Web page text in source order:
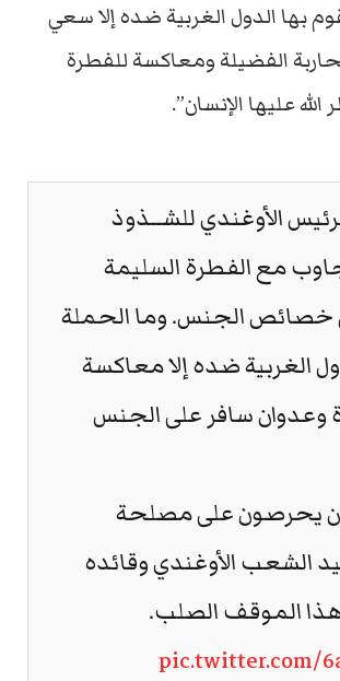
بها الدول الغربية ضده إلا سعي
الفضيلة ومعاكسة للفطرة
عليها الإنسان”.
الأوغندي للشــذوذ
مع الفطرة السليمة
الجنس. وما الحملة
الغربية ضده إلا معاكسة
وعدوان سافر على الجنس
يحرصون على مصلحة
الشعب الأوغندي وقائده
الموقف الصلب.
pic.twitter.com/